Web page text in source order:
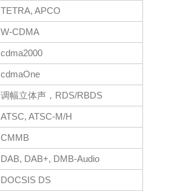
TETRA, APCO
W-CDMA
cdma2000
cdmaOne
调幅立体声，RDS/RBDS
ATSC, ATSC-M/H
CMMB
DAB, DAB+, DMB-Audio
DOCSIS DS